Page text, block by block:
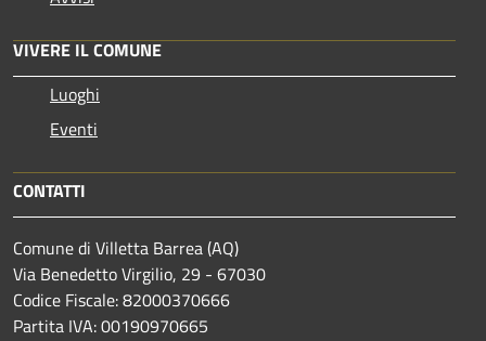
VIVERE IL COMUNE
Luoghi
Eventi
CONTATTI
Comune di Villetta Barrea (AQ)
Via Benedetto Virgilio, 29 - 67030
Codice Fiscale: 82000370666
Partita IVA: 00190970665